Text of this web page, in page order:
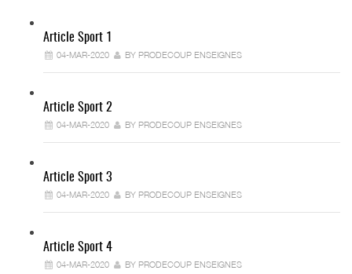
Article Sport 1
04-MAR-2020 BY PRODECOUP ENSEIGNES
Article Sport 2
04-MAR-2020 BY PRODECOUP ENSEIGNES
Article Sport 3
04-MAR-2020 BY PRODECOUP ENSEIGNES
Article Sport 4
04-MAR-2020 BY PRODECOUP ENSEIGNES